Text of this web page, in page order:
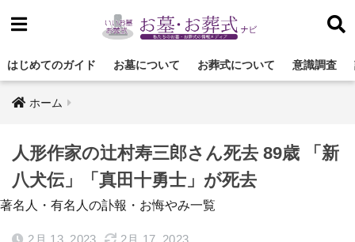
はじめてのガイド お墓について お葬式について 意識調査
ホーム
人形作家の辻村寿三郎さん死去 89歳 「新
八犬伝」「真田十勇士」が死去
著名人・有名人の訃報・お悔やみ一覧
2月 13, 2023 2月 17, 2023